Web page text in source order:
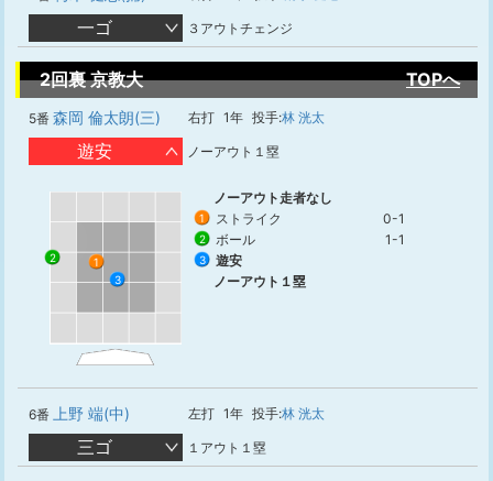
一ゴ ３アウトチェンジ
2回裏 京教大 TOPへ
5番 森岡 倫太朗(三) 右打 1年 投手:林 洸太
遊安 ノーアウト１塁
1
2
3
ノーアウト走者なし
1 ストライク 0-1
2 ボール 1-1
3
遊安
ノーアウト１塁
6番 上野 端(中) 左打 1年 投手:林 洸太
三ゴ １アウト１塁